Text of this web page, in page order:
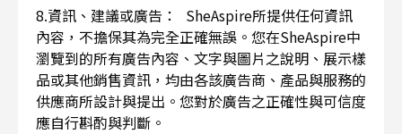
8.資訊、建議或廣告： SheAspire所提供任何資訊
內容，不擔保其為完全正確無誤。您在SheAspire中
瀏覽到的所有廣告內容、文字與圖片之說明、展示樣
品或其他銷售資訊，均由各該廣告商、產品與服務的
供應商所設計與提出。您對於廣告之正確性與可信度
應自行斟酌與判斷。